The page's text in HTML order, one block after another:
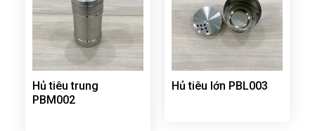
Hủ tiêu trung
PBM002
Hủ tiêu lớn PBL003